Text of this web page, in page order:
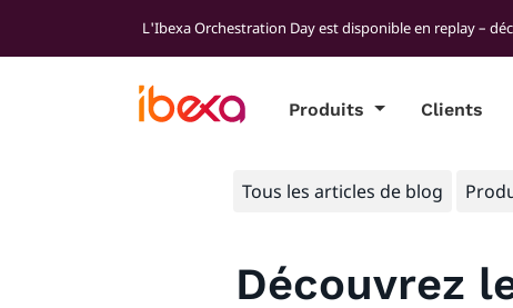
L'Ibexa Orchestration Day est disponible en replay –
Produits Clients
Tous les articles de blog
Découvrez